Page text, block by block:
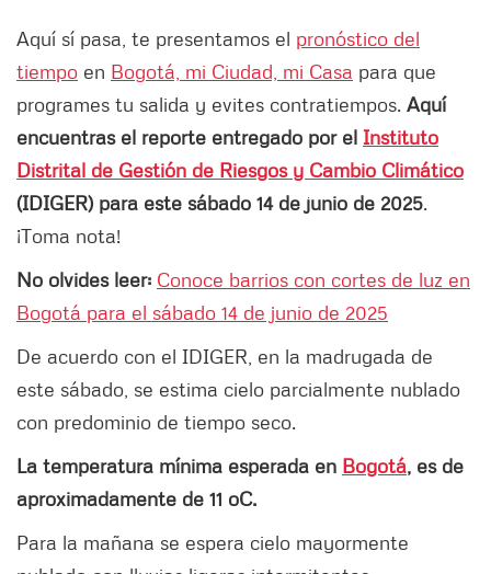
Aquí sí pasa, te presentamos el pronóstico del
tiempo en Bogotá, mi Ciudad, mi Casa para que
programes tu salida y evites contratiempos. Aquí
encuentras el reporte entregado por el Instituto
Distrital de Gestión de Riesgos y Cambio Climático
(IDIGER) para este sábado 14 de junio de 2025.
¡Toma nota!
No olvides leer: Conoce barrios con cortes de luz en
Bogotá para el sábado 14 de junio de 2025
De acuerdo con el IDIGER, en la madrugada de
este sábado, se estima cielo parcialmente nublado
con predominio de tiempo seco.
La temperatura mínima esperada en Bogotá, es de
aproximadamente de 11 oC.
Para la mañana se espera cielo mayormente